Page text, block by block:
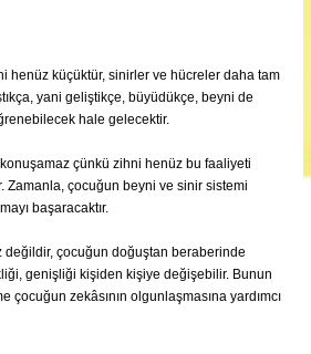
henüz küçüktür, sinirler ve hücreler daha tam
yani geliştikçe, büyüdükçe, beyni de
hale gelecektir.
çünkü zihni henüz bu faaliyeti
Zamanla, çocuğun beyni ve sinir sistemi
başaracaktır.
değildir, çocuğun doğuştan beraberinde
genişliği kişiden kişiye değişebilir. Bunun
çocuğun zekâsının olgunlaşmasına yardımcı